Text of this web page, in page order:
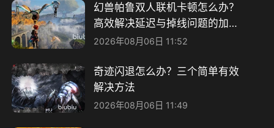
幻兽帕鲁双人联机卡顿怎么办？
高效解决延迟与掉线问题的加速
器推荐
2026年08月06日 11:52
奇迹闪退怎么办？三个简单有效
解决方法
2026年08月06日 11:49